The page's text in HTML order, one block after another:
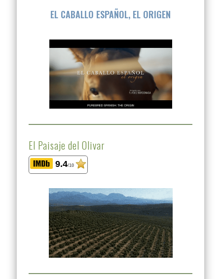
EL CABALLO ESPAÑOL, EL ORIGEN
El Paisaje del Olivar
9.4/10